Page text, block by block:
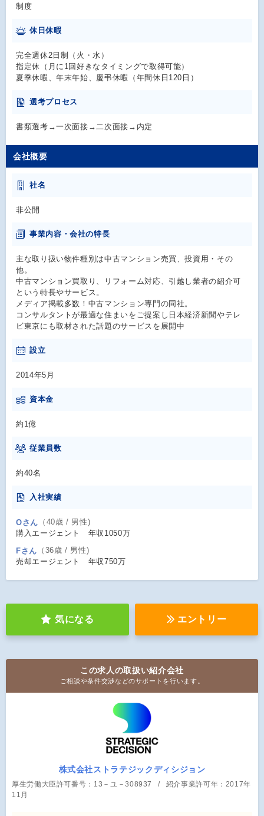
制度
休日休暇
完全週休2日制（火・水）
指定休（月に1回好きなタイミングで取得可能）
夏季休暇、年末年始、慶弔休暇（年間休日120日）
選考プロセス
書類選考→一次面接→二次面接→内定
会社概要
社名
非公開
事業内容・会社の特長
主な取り扱い物件種別は中古マンション売買、投資用・その
他。
中古マンション買取り、リフォーム対応、引越し業者の紹介可
という特長やサービス。
メディア掲載多数！中古マンション専門の同社。
コンサルタントが最適な住まいをご提案し日本経済新聞やテレ
ビ東京にも取材された話題のサービスを展開中
設立
2014年5月
資本金
約1億
従業員数
約40名
入社実績
Oさん （40歳 / 男性)
購入エージェント 年収1050万
Fさん （36歳 / 男性)
売却エージェント 年収750万
気になる エントリー
この求人の取扱い紹介会社
ご相談や条件交渉などのサポートを行います。
株式会社ストラテジックディシジョン
厚生労働大臣許可番号：13－ユ－308937
紹介事業許可年：2017年
11月